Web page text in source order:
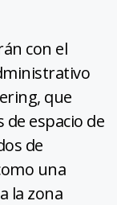
con el
que
espacio de
de
una
la zona